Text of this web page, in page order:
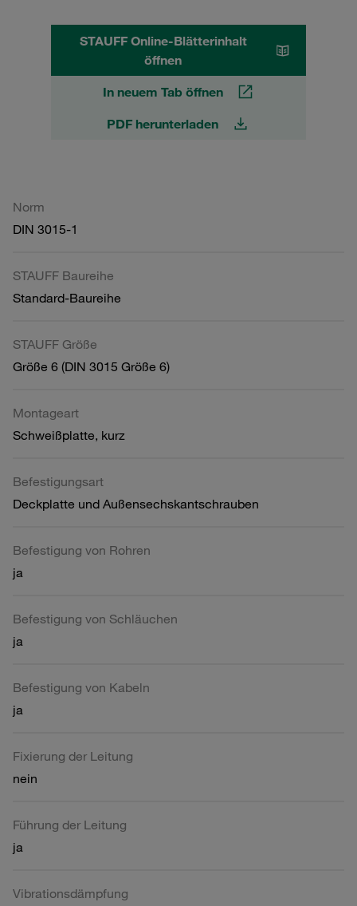
STAUFF Online-Blätterinhalt
öffnen
In neuem Tab öffnen
PDF herunterladen
Norm
DIN 3015-1
STAUFF Baureihe
Standard-Baureihe
STAUFF Größe
Größe 6 (DIN 3015 Größe 6)
Montageart
Schweißplatte, kurz
Befestigungsart
Deckplatte und Außensechskantschrauben
Befestigung von Rohren
ja
Befestigung von Schläuchen
ja
Befestigung von Kabeln
ja
Fixierung der Leitung
nein
Führung der Leitung
ja
Vibrationsdämpfung